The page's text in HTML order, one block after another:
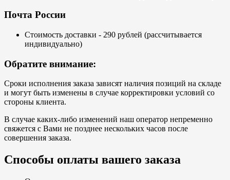
Почта России
Стоимость доставки - 290 рублей (рассчитывается
индивидуально)
Обратите внимание:
Сроки исполнения заказа зависят наличия позиций на складе
и могут быть изменены в случае корректировки условий со
стороны клиента.
В случае каких-либо изменений наш оператор непременно
свяжется с Вами не позднее нескольких часов после
совершения заказа.
Способы оплаты вашего заказа